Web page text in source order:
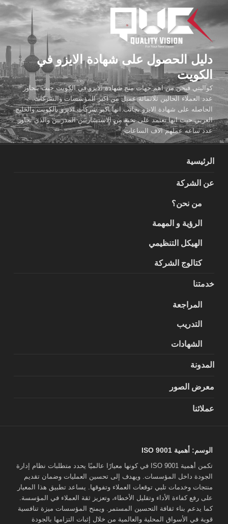
المحتوى
دليل الحصول على شهادة الايزو في
الكويت
كواليتي فيجن من اهم جهات منح شهادة الايزو في الكويت حيث يتجاوز
عدد العملاء الحالين ثلاثمائة عميل من اكبر المؤسسات والشركات
الحاصله على شهادة الايزو بجانب انها اكبر شركات الايزو بالكويت والخليج
العربي حيث انها تعتمد على نخبة من الاستشاريين المدربين والذي تجاوز
عدد ساعه عملهم الاف الساعات
الرئيسية
عن الشركة
من نحن؟
الرؤية و المهمة
الهيكل التنظيمي
كتالوج الشركة
خدمتنا
المراجعة
التدريب
الشهادات
المدونة
معرض الصور
عملائنا
الوسم: أهمية ISO 9001
تكمن أهمية ISO 9001 في كونها معيارًا عالميًا يحدد متطلبات نظام إدارة
الجودة داخل المؤسسات. ويهدف إلى تحسين العمليات وضمان تقديم
منتجات وخدمات تلبي توقعات العملاء وتفوقها. يساعد تطبيق هذا المعيار
على رفع كفاءة الأداء وتقليل الأخطاء، وتعزيز ثقة العملاء في المؤسسة.
كما يدعم بناء ثقافة التحسين المستمر. ويمنح المؤسسات ميزة تنافسية
قوية في الأسواق المحلية والعالمية من خلال إثبات التزامها بالجودة